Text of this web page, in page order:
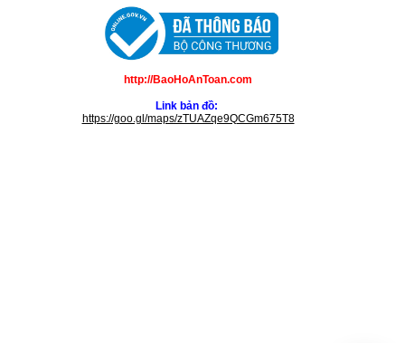
http://BaoHoAnToan.com
Link bản đồ:
https://goo.gl/maps/zTUAZqe9QCGm675T8